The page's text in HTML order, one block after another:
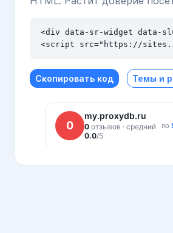
<div data-sr-widget data-
<script src="https://
Скопировать код Темы и